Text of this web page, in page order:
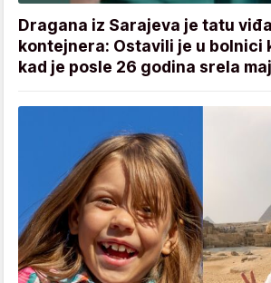
Dragana iz Sarajeva je tatu
kontejnera: Ostavili je u bolnici
kad je posle 26 godina srela